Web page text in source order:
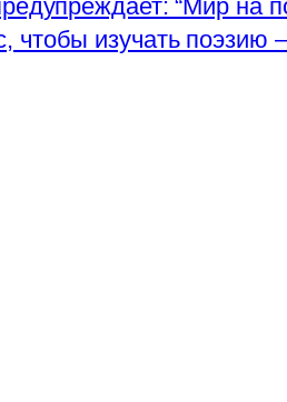
“Мир на
чтобы изучать поэзию